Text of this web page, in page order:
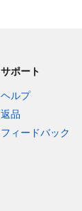
サポート
ヘルプ
返品
フィードバック